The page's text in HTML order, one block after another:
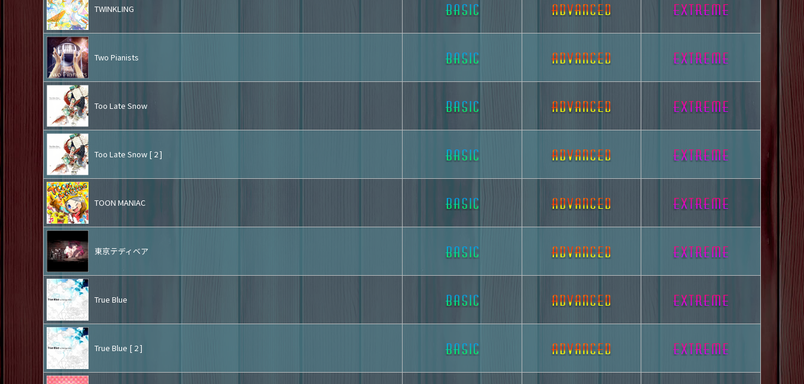
TWINKLING
Two Pianists
Too Late Snow
Too Late Snow [ 2 ]
TOON MANIAC
東京テディベア
True Blue
True Blue [ 2 ]